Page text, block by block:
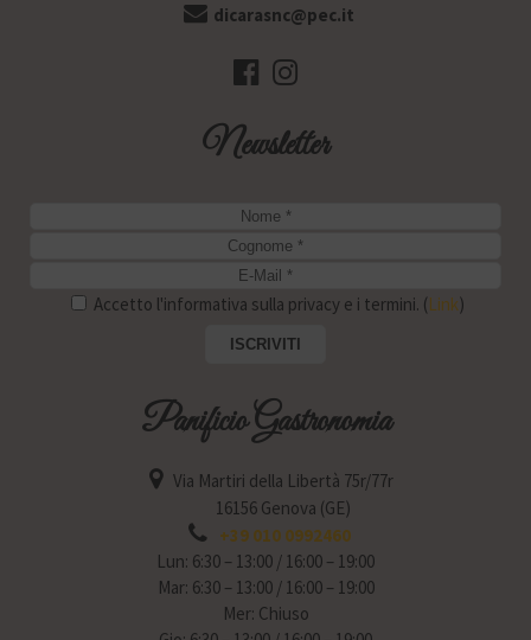
dicarasnc@pec.it
Newsletter
Accetto l'informativa sulla privacy e i termini. (Link)
Panificio Gastronomia
Via Martiri della Libertà 75r/77r
16156 Genova (GE)
+39 010 0992460
Lun: 6:30 – 13:00 / 16:00 – 19:00
Mar: 6:30 – 13:00 / 16:00 – 19:00
Mer: Chiuso